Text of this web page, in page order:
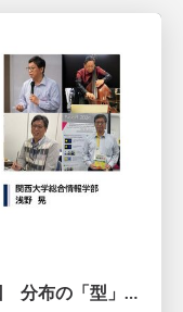
2026年度春学期 統計学 第11回 分布の「型」を考える － 確率分布モデルと正規分布 (2026. 6. 11)